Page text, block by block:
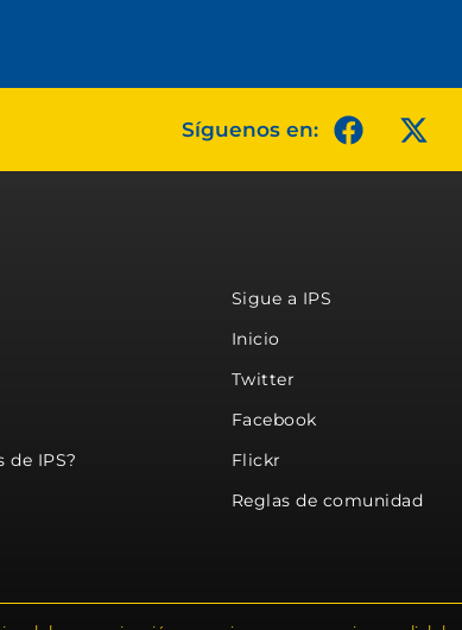
Síguenos en:
de IPS?
Sigue a IPS
Inicio
Twitter
Facebook
Flickr
Reglas de comunidad